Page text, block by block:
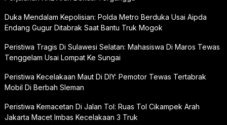
Duka Mendalam Kepolisian: Polda Metro Berduka Usai Aipda
Endang Gugur Ditabrak Saat Bantu Truk Mogok
Peristiwa Tragis Di Sulawesi Selatan: Mahasiswa Di Maros Tewas
Tenggelam Usai Lompat Ke Sungai
Peristiwa Kecelakaan Maut Di DIY: Pemotor Tewas Tertabrak
Mobil Di Berbah Sleman
Peristiwa Kemacetan Di Jalan Tol: Ruas Tol Cikampek Arah
Jakarta Macet Imbas Kecelakaan 3 Truk